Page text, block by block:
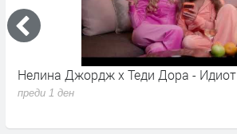
Нелина Джордж x Теди Дора - Идиот
преди 1 ден